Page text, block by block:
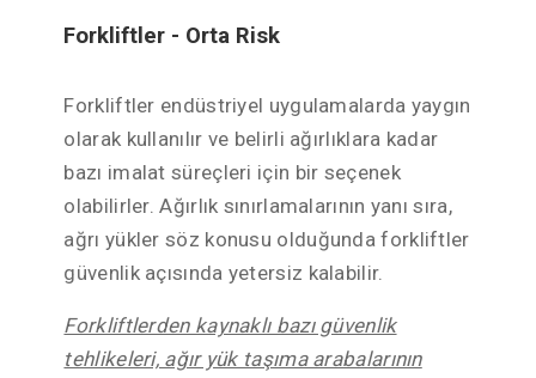
Forkliftler - Orta Risk
Forkliftler endüstriyel uygulamalarda yaygın
olarak kullanılır ve belirli ağırlıklara kadar
bazı imalat süreçleri için bir seçenek
olabilirler. Ağırlık sınırlamalarının yanı sıra,
ağrı yükler söz konusu olduğunda forkliftler
güvenlik açısında yetersiz kalabilir.
Forkliftlerden kaynaklı bazı güvenlik
tehlikeleri, ağır yük taşıma arabalarının